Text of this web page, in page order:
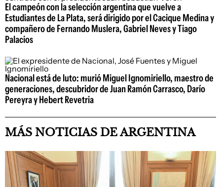
El campeón con la selección argentina que vuelve a
Estudiantes de La Plata, será dirigido por el Cacique Medina y
compañero de Fernando Muslera, Gabriel Neves y Tiago
Palacios
Nacional está de luto: murió Miguel Ignomiriello, maestro de
generaciones, descubridor de Juan Ramón Carrasco, Darío
Pereyra y Hebert Revetria
MÁS NOTICIAS DE ARGENTINA